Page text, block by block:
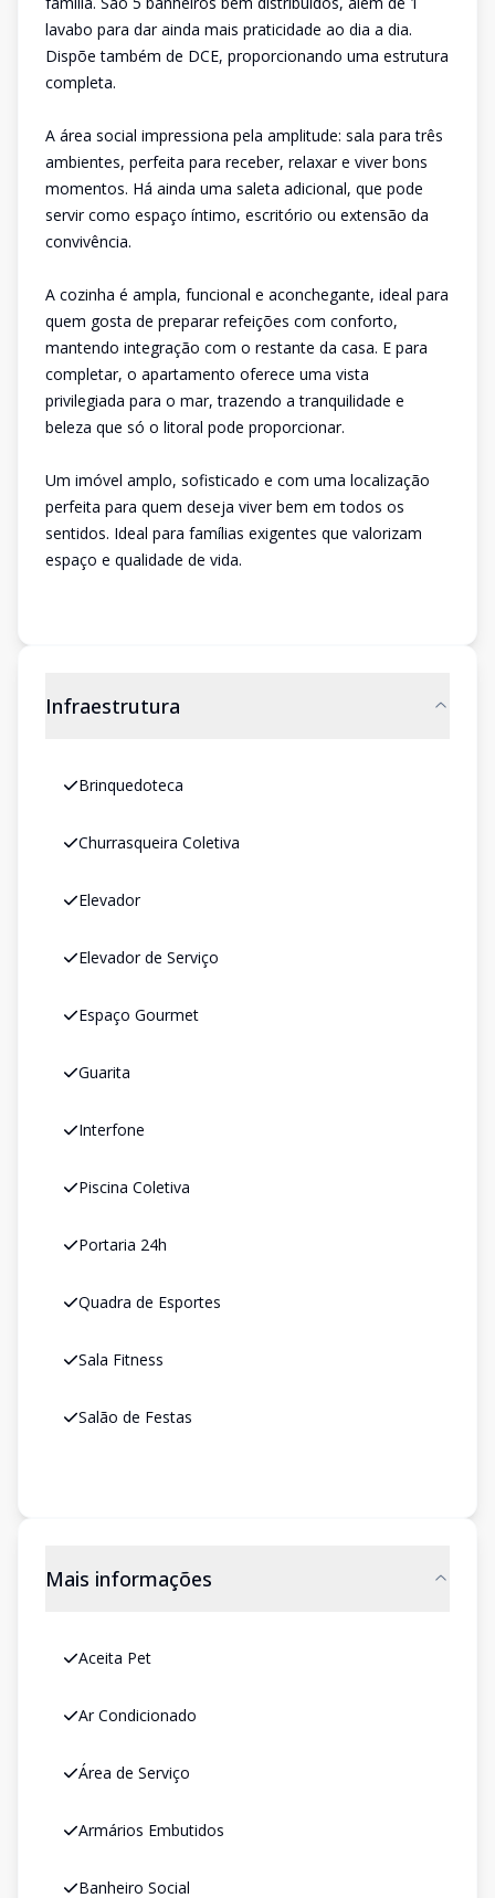
lavabo para dar ainda mais praticidade ao dia a dia.
Dispõe também de DCE, proporcionando uma estrutura
completa.
A área social impressiona pela amplitude: sala para três
ambientes, perfeita para receber, relaxar e viver bons
momentos. Há ainda uma saleta adicional, que pode
servir como espaço íntimo, escritório ou extensão da
convivência.
A cozinha é ampla, funcional e aconchegante, ideal para
quem gosta de preparar refeições com conforto,
mantendo integração com o restante da casa. E para
completar, o apartamento oferece uma vista
privilegiada para o mar, trazendo a tranquilidade e
beleza que só o litoral pode proporcionar.
Um imóvel amplo, sofisticado e com uma localização
perfeita para quem deseja viver bem em todos os
sentidos. Ideal para famílias exigentes que valorizam
espaço e qualidade de vida.
Infraestrutura
Brinquedoteca
Churrasqueira Coletiva
Elevador
Elevador de Serviço
Espaço Gourmet
Guarita
Interfone
Piscina Coletiva
Portaria 24h
Quadra de Esportes
Sala Fitness
Salão de Festas
Mais informações
Aceita Pet
Ar Condicionado
Área de Serviço
Armários Embutidos
Banheiro Social